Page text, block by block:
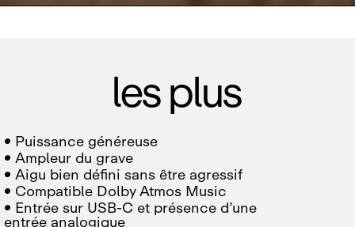
les plus
 Puissance généreuse
 Ampleur du grave
 Aigu bien défini sans être agressif
 Compatible Dolby Atmos Music
 Entrée sur USB‑C et présence d’une
entrée analogique